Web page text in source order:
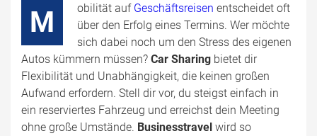
M obilität auf Geschäftsreisen entscheidet oft
über den Erfolg eines Termins. Wer möchte
sich dabei noch um den Stress des eigenen
Autos kümmern müssen? Car Sharing bietet dir
Flexibilität und Unabhängigkeit, die keinen großen
Aufwand erfordern. Stell dir vor, du steigst einfach in
ein reserviertes Fahrzeug und erreichst dein Meeting
ohne große Umstände. Businesstravel wird so